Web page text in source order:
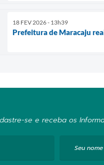
18 FEV 2026 - 13h39
Prefeitura de Maracaju
se e receba os
Seu nome